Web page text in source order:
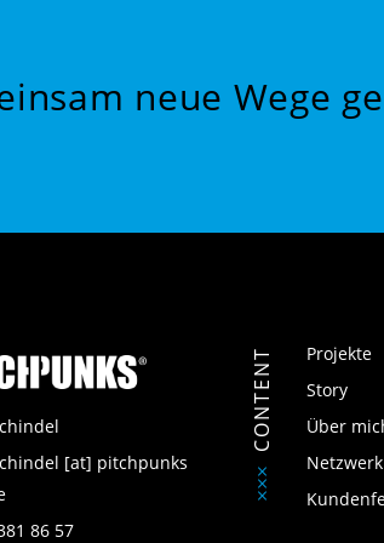
neue Wege
[at] pitchpunks
86 57
CONTENT
Projekte
Story
Über
Netzwerk